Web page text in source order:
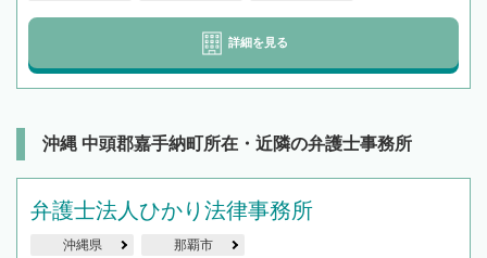
詳細を見る
沖縄 中頭郡嘉手納町所在・近隣の弁護士事務所
弁護士法人ひかり法律事務所
沖縄県 那覇市